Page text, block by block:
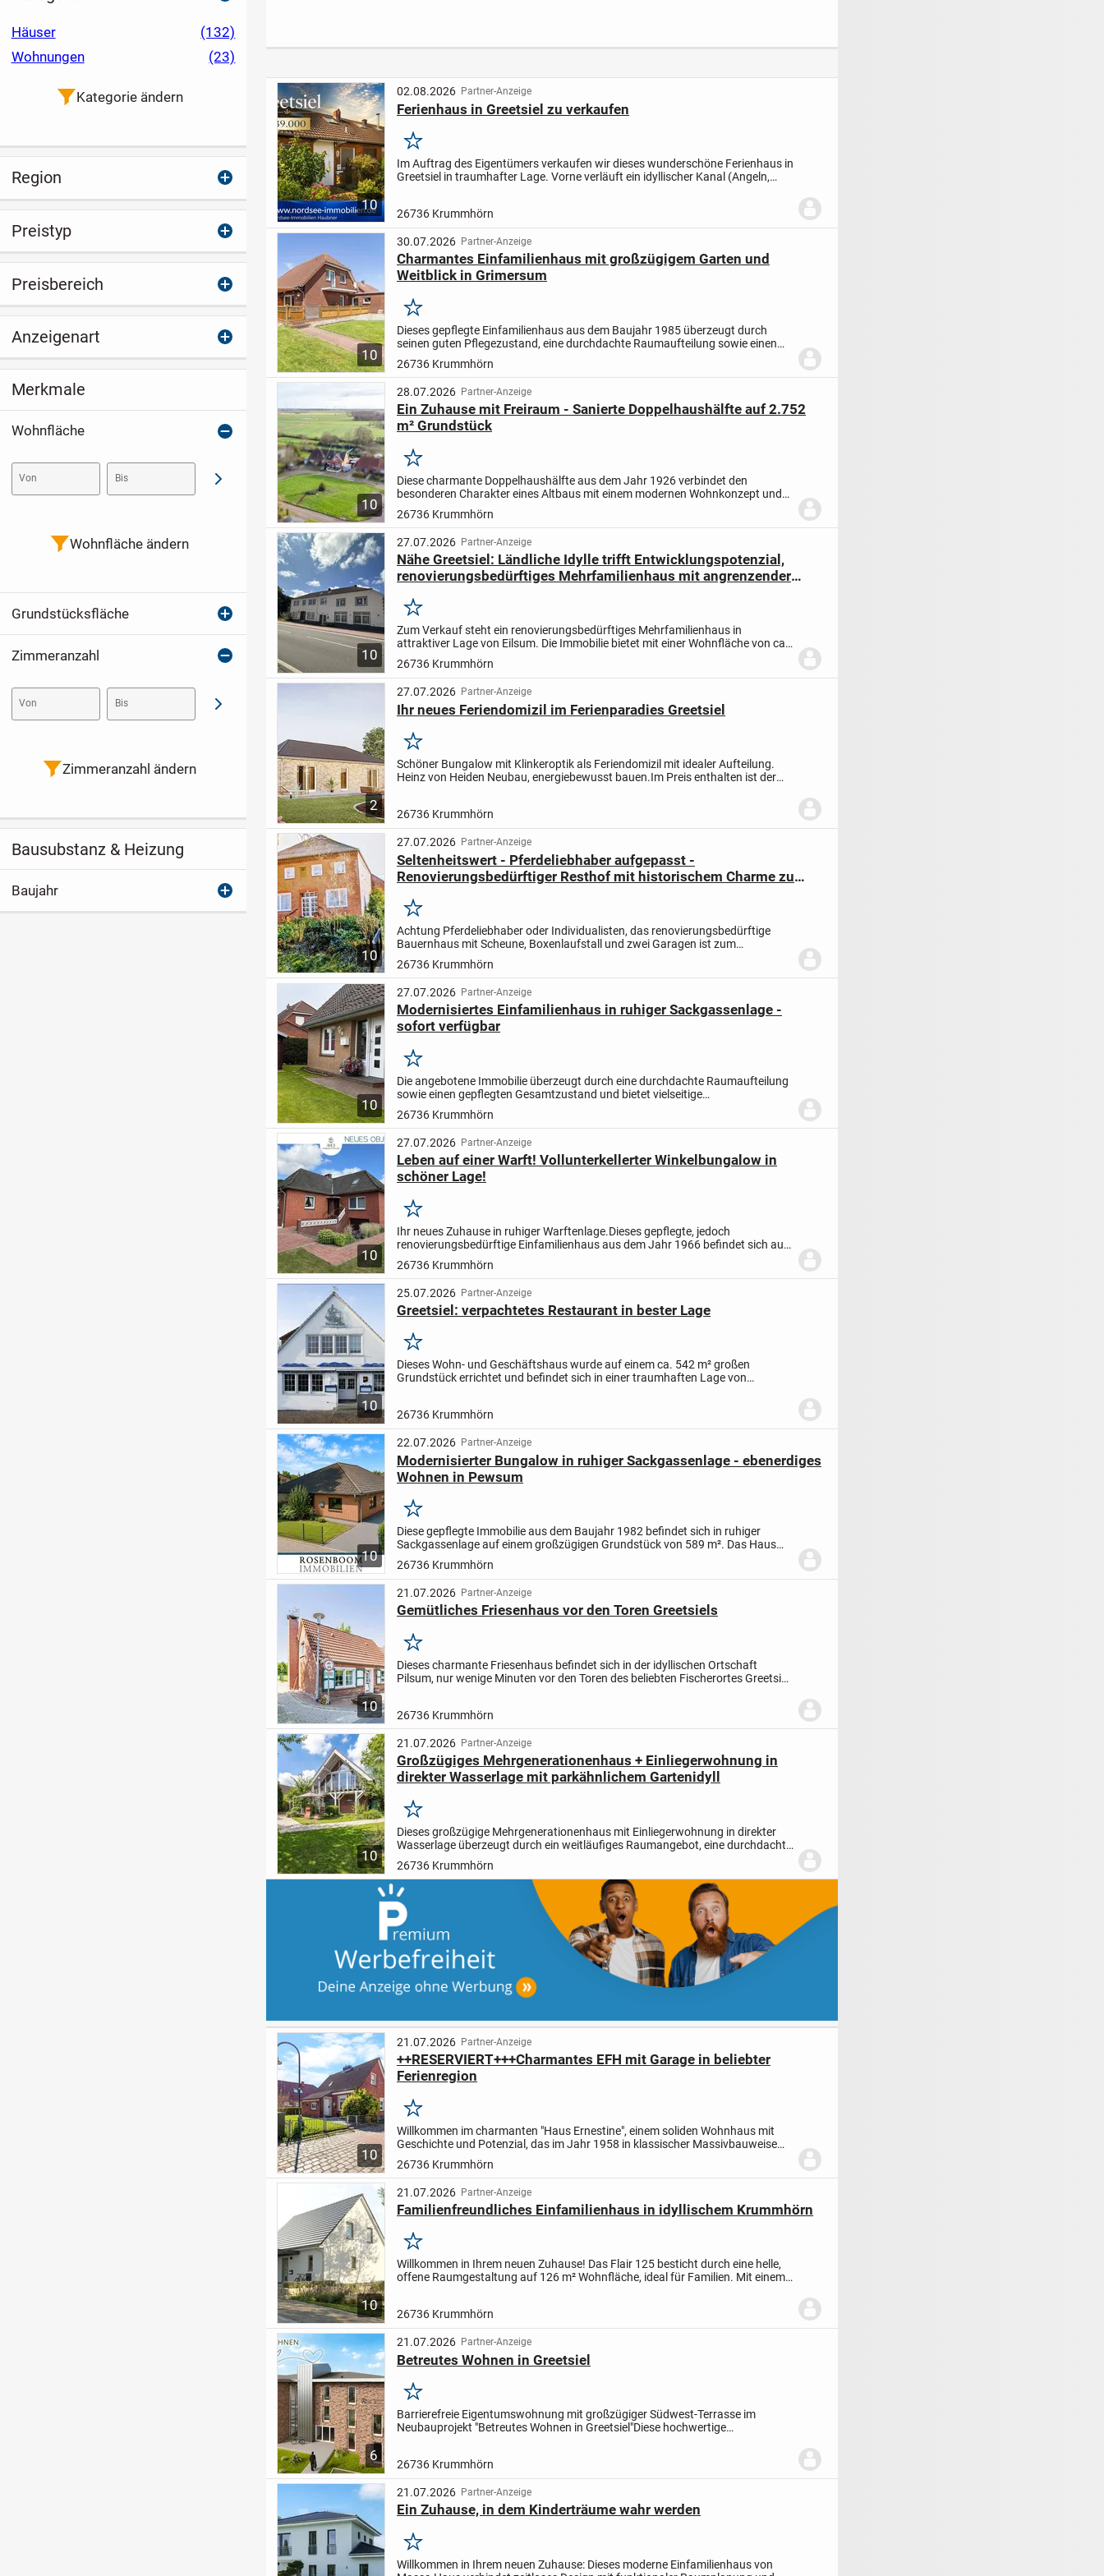
Zuhause
Familienhaus mit
Garagen &
Entwicklungspoten
10
02.08.2026 Partner-Anzeige
Ferienhaus in Greetsiel zu verkaufen
Merken
Im Auftrag des Eigentümers verkaufen wir dieses wunderschöne Ferienhaus in
Greetsiel in traumhafter Lage. Vorne verläuft ein idyllischer Kanal (Angeln,
26736 Krummhörn
10
30.07.2026 Partner-Anzeige
Charmantes Einfamilienhaus mit großzügigem Garten und
Weitblick in Grimersum
Merken
Dieses gepflegte Einfamilienhaus aus dem Baujahr 1985 überzeugt durch
seinen guten Pflegezustand, eine durchdachte Raumaufteilung sowie einen
großzügigen Gartenbereich mit herrlichem Weitblick....
26736 Krummhörn
10
28.07.2026 Partner-Anzeige
Ein Zuhause mit Freiraum - Sanierte Doppelhaushälfte auf 2.752
m² Grundstück
Merken
Diese charmante Doppelhaushälfte aus dem Jahr 1926 verbindet den
besonderen Charakter eines Altbaus mit einem modernen Wohnkonzept und
überzeugt durch umfangreiche Modernisierungen sowie ein...
26736 Krummhörn
10
27.07.2026 Partner-Anzeige
Nähe Greetsiel: Ländliche Idylle trifft Entwicklungspotenzial,
renovierungsbedürftiges Mehrfamilienhaus mit angrenzender
Merken
Zum Verkauf steht ein renovierungsbedürftiges Mehrfamilienhaus in
attraktiver Lage von Eilsum. Die Immobilie bietet mit einer Wohnfläche von ca.
400 m², verteilt auf 15 Zimmer und 6 Badezimmer,...
26736 Krummhörn
2
27.07.2026 Partner-Anzeige
Ihr neues Feriendomizil im Ferienparadies Greetsiel
Merken
Schöner Bungalow mit Klinkeroptik als Feriendomizil mit idealer Aufteilung.
Heinz von Heiden Neubau, energiebewusst bauen.Im Preis enthalten ist der
26736 Krummhörn
10
27.07.2026 Partner-Anzeige
Seltenheitswert - Pferdeliebhaber aufgepasst -
Renovierungsbedürftiger Resthof mit historischem Charme zu
Merken
Achtung Pferdeliebhaber oder Individualisten, das renovierungsbedürftige
Bauernhaus mit Scheune, Boxenlaufstall und zwei Garagen ist zum
Jahresende 2026 in neue Hände abzugeben und wie geschaffen für...
26736 Krummhörn
10
27.07.2026 Partner-Anzeige
Modernisiertes Einfamilienhaus in ruhiger Sackgassenlage -
sofort verfügbar
Merken
Die angebotene Immobilie überzeugt durch eine durchdachte Raumaufteilung
sowie einen gepflegten Gesamtzustand und bietet vielseitige
Nutzungsmöglichkeiten für Familien. Im Erdgeschoss befindet sich...
26736 Krummhörn
10
27.07.2026 Partner-Anzeige
Leben auf einer Warft! Vollunterkellerter Winkelbungalow in
schöner Lage!
Merken
Ihr neues Zuhause in ruhiger Warftenlage.Dieses gepflegte, jedoch
renovierungsbedürftige Einfamilienhaus aus dem Jahr 1966 befindet sich auf
einem 548 m² großen Grundstück im idyllischen Campen. Der...
26736 Krummhörn
10
25.07.2026 Partner-Anzeige
Greetsiel: verpachtetes Restaurant in bester Lage
Merken
Dieses Wohn- und Geschäftshaus wurde auf einem ca. 542 m² großen
Grundstück errichtet und befindet sich in einer traumhaften Lage von
26736 Krummhörn
10
22.07.2026 Partner-Anzeige
Modernisierter Bungalow in ruhiger Sackgassenlage - ebenerdiges
Wohnen in Pewsum
Merken
Diese gepflegte Immobilie aus dem Baujahr 1982 befindet sich in ruhiger
Sackgassenlage auf einem großzügigen Grundstück von 589 m². Das Haus
bietet eine Wohnfläche von ca. 130 m² und überzeugt durch...
26736 Krummhörn
10
21.07.2026 Partner-Anzeige
Gemütliches Friesenhaus vor den Toren Greetsiels
Merken
Dieses charmante Friesenhaus befindet sich in der idyllischen Ortschaft
Pilsum, nur wenige Minuten vor den Toren des beliebten Fischerortes Greetsiel.
26736 Krummhörn
10
21.07.2026 Partner-Anzeige
Großzügiges Mehrgenerationenhaus + Einliegerwohnung in
direkter Wasserlage mit parkähnlichem Gartenidyll
Merken
Dieses großzügige Mehrgenerationenhaus mit Einliegerwohnung in direkter
Wasserlage überzeugt durch ein weitläufiges Raumangebot, eine durchdachte
Aufteilung und eine besonders angenehme Wohnatmosphäre...
26736 Krummhörn
10
21.07.2026 Partner-Anzeige
++RESERVIERT+++Charmantes EFH mit Garage in beliebter
Ferienregion
Merken
Willkommen im charmanten "Haus Ernestine", einem soliden Wohnhaus mit
Geschichte und Potenzial, das im Jahr 1958 in klassischer Massivbauweise
errichtet wurde. Eingebettet in die ruhige und gewachsene...
26736 Krummhörn
10
21.07.2026 Partner-Anzeige
Familienfreundliches Einfamilienhaus in idyllischem Krummhörn
Merken
Willkommen in Ihrem neuen Zuhause! Das Flair 125 besticht durch eine helle,
offene Raumgestaltung auf 126 m² Wohnfläche, ideal für Familien. Mit einem
26736 Krummhörn
6
21.07.2026 Partner-Anzeige
Betreutes Wohnen in Greetsiel
Merken
Barrierefreie Eigentumswohnung mit großzügiger Südwest-Terrasse im
Neubauprojekt "Betreutes Wohnen in Greetsiel"Diese hochwertige
26736 Krummhörn
21.07.2026 Partner-Anzeige
Ein Zuhause, in dem Kinderträume wahr werden
Merken
Willkommen in Ihrem neuen Zuhause: Dieses moderne Einfamilienhaus von
Häuser
(132)
Wohnungen
(23)
Kategorie ändern
Region
Preistyp
Preisbereich
Anzeigenart
Merkmale
Wohnfläche
Von Bis Abschicken
Wohnfläche ändern
Grundstücksfläche
Zimmeranzahl
Von Bis Abschicken
Zimmeranzahl ändern
Bausubstanz & Heizung
Baujahr